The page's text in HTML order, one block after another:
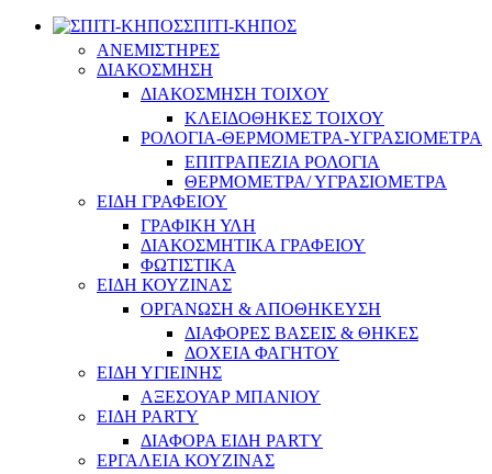
ΣΠΙΤΙ-ΚΗΠΟΣ
ΑΝΕΜΙΣΤΗΡΕΣ
ΔΙΑΚΟΣΜΗΣΗ
ΔΙΑΚΟΣΜΗΣΗ ΤΟΙΧΟΥ
ΚΛΕΙΔΟΘΗΚΕΣ ΤΟΙΧΟΥ
ΡΟΛΟΓΙΑ-ΘΕΡΜΟΜΕΤΡΑ-ΥΓΡΑΣΙΟΜΕΤΡΑ
ΕΠΙΤΡΑΠΕΖΙΑ ΡΟΛΟΓΙΑ
ΘΕΡΜΟΜΕΤΡΑ/ ΥΓΡΑΣΙΟΜΕΤΡΑ
ΕΙΔΗ ΓΡΑΦΕΙΟΥ
ΓΡΑΦΙΚΗ ΥΛΗ
ΔΙΑΚΟΣΜΗΤΙΚΑ ΓΡΑΦΕΙΟΥ
ΦΩΤΙΣΤΙΚΑ
ΕΙΔΗ ΚΟΥΖΙΝΑΣ
ΟΡΓΑΝΩΣΗ & ΑΠΟΘΗΚΕΥΣΗ
ΔΙΑΦΟΡΕΣ ΒΑΣΕΙΣ & ΘΗΚΕΣ
ΔΟΧΕΙΑ ΦΑΓΗΤΟΥ
ΕΙΔΗ ΥΓΙΕΙΝΗΣ
ΑΞΕΣΟΥΑΡ ΜΠΑΝΙΟΥ
ΕΙΔΗ PARTY
ΔΙΑΦΟΡΑ ΕΙΔΗ PARTY
ΕΡΓΑΛΕΙΑ ΚΟΥΖΙΝΑΣ